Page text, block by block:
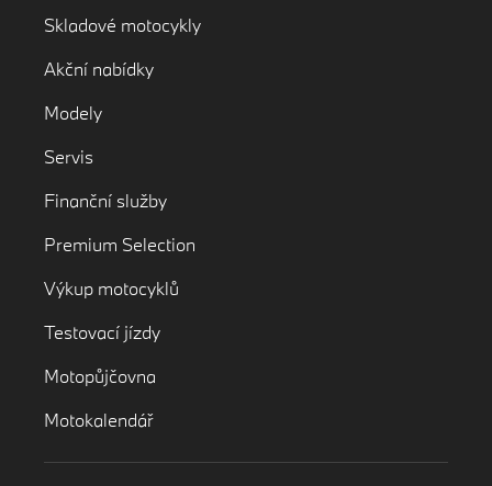
Skladové motocykly
Akční nabídky
Modely
Servis
Finanční služby
Premium Selection
Výkup motocyklů
Testovací jízdy
Motopůjčovna
Motokalendář